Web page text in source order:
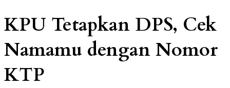
KPU Tetapkan DPS, Cek
Namamu dengan Nomor
KTP